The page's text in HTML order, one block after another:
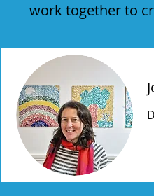
work together to